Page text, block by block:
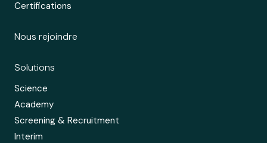
Certifications
Nous rejoindre
Solutions
Science
Academy
Screening & Recruitment
Interim